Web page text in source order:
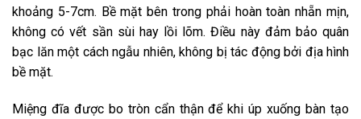
khoảng 5-7cm. Bề mặt bên trong phải hoàn toàn nhẵn mịn,
không có vết sần sùi hay lồi lõm. Điều này đảm bảo quân
bạc lăn một cách ngẫu nhiên, không bị tác động bởi địa hình
bề mặt.
Miệng đĩa được bo tròn cẩn thận để khi úp xuống bàn tạo